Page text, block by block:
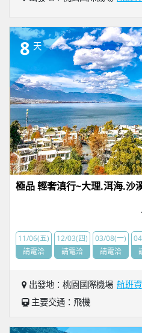
8 天
極品 輕奢滇行~大理.洱海.沙
11/06(五)
請電洽
12/03(四)
請電洽
03/08(一)
請電洽
出發地：桃園國際機場 航班
主要交通：飛機